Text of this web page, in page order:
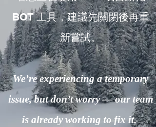
BOT 工具，建議先關閉後再重
新嘗試。
We’re experiencing a temporary
issue, but don’t worry — our team
is already working to fix it.